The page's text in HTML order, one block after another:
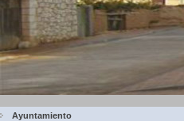
Ayuntamiento